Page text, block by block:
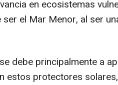
en ecosistemas
el Mar Menor, al ser
debe principalmente a
estos protectores